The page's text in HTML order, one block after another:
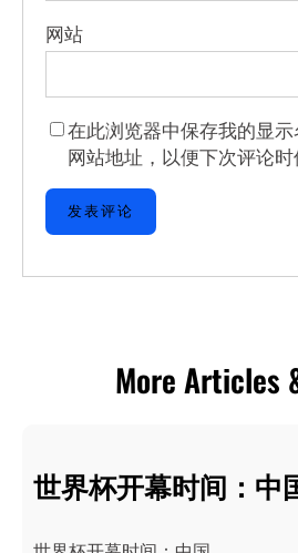
网站
在此浏览器中保存我的显
网站地址，以便下次评论时
More Articles
世界杯开幕时间：中